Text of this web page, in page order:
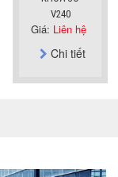
V240
Giá: Liên hệ
Chi tiết